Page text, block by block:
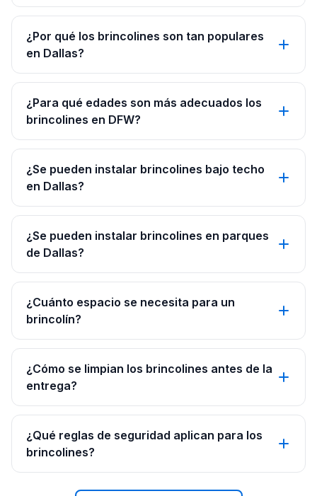
¿Por qué los brincolines son tan populares
en Dallas?
¿Para qué edades son más adecuados los
brincolines en DFW?
¿Se pueden instalar brincolines bajo techo
en Dallas?
¿Se pueden instalar brincolines en parques
de Dallas?
¿Cuánto espacio se necesita para un
brincolín?
¿Cómo se limpian los brincolines antes de la
entrega?
¿Qué reglas de seguridad aplican para los
brincolines?